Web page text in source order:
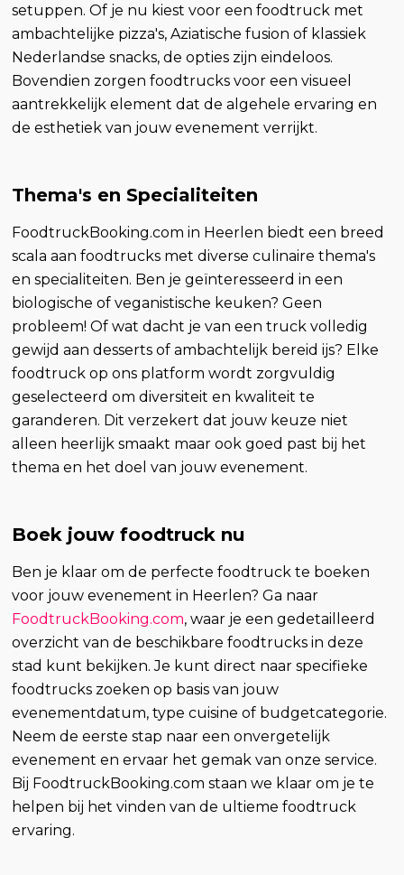
setuppen. Of je nu kiest voor een foodtruck met
ambachtelijke pizza's, Aziatische fusion of klassiek
Nederlandse snacks, de opties zijn eindeloos.
Bovendien zorgen foodtrucks voor een visueel
aantrekkelijk element dat de algehele ervaring en
de esthetiek van jouw evenement verrijkt.
Thema's en Specialiteiten
FoodtruckBooking.com in Heerlen biedt een breed
scala aan foodtrucks met diverse culinaire thema's
en specialiteiten. Ben je geïnteresseerd in een
biologische of veganistische keuken? Geen
probleem! Of wat dacht je van een truck volledig
gewijd aan desserts of ambachtelijk bereid ijs? Elke
foodtruck op ons platform wordt zorgvuldig
geselecteerd om diversiteit en kwaliteit te
garanderen. Dit verzekert dat jouw keuze niet
alleen heerlijk smaakt maar ook goed past bij het
thema en het doel van jouw evenement.
Boek jouw foodtruck nu
Ben je klaar om de perfecte foodtruck te boeken
voor jouw evenement in Heerlen? Ga naar
FoodtruckBooking.com, waar je een gedetailleerd
overzicht van de beschikbare foodtrucks in deze
stad kunt bekijken. Je kunt direct naar specifieke
foodtrucks zoeken op basis van jouw
evenementdatum, type cuisine of budgetcategorie.
Neem de eerste stap naar een onvergetelijk
evenement en ervaar het gemak van onze service.
Bij FoodtruckBooking.com staan we klaar om je te
helpen bij het vinden van de ultieme foodtruck
ervaring.